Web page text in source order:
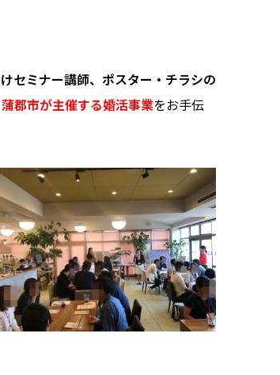
セミナー講師、ポスター・チラシの
郡市が主催する婚活事業をお手伝